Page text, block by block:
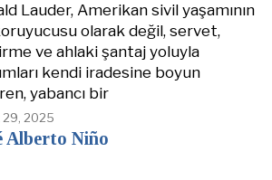
Lauder, Amerikan sivil yaşamının
olarak değil, servet,
ve ahlaki şantaj yoluyla
kendi iradesine boyun
yabancı bir
29, 2025
Alberto Niño